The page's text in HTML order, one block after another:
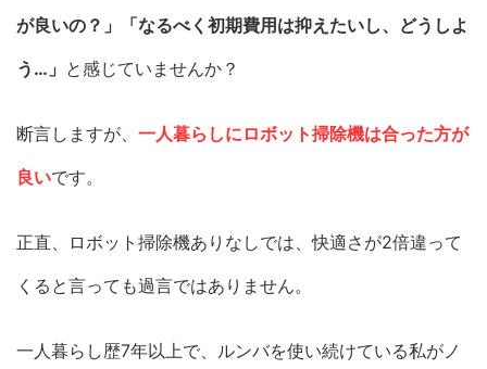
が良いの？」「なるべく初期費用は抑えたいし、どうしよ
う…」 と感じていませんか？
断言しますが、 一人暮らしにロボット掃除機は合った方が
良いです。
正直、ロボット掃除機ありなしでは、快適さが2倍違って
くると言っても過言ではありません。
一人暮らし歴7年以上で、ルンバを使い続けている私がノ